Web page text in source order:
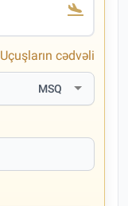
Uçuşların cədvəli
MSQ